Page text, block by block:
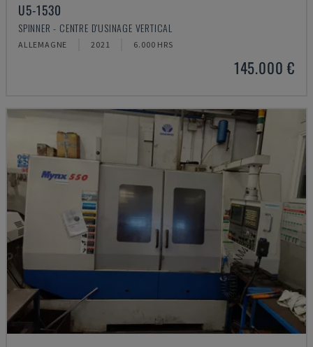
U5-1530
SPINNER - CENTRE D'USINAGE VERTICAL
ALLEMAGNE 2021 6.000 HRS
145.000 €